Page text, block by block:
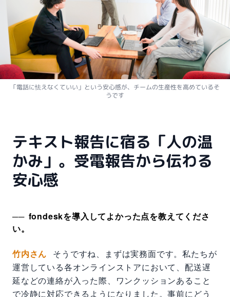
「電話に怯えなくていい」という安心感が、チームの生産性を高めているそ
うです
テキスト報告に宿る「人の温
かみ」。受電報告から伝わる
安心感
fondeskを導入してよかった点を教えてくださ
い。
竹内さん
そうですね、まずは実務面です。私たちが
運営している各オンラインストアにおいて、配送遅
延などの連絡が入った際、ワンクッションあること
で冷静に対応できるようになりました。事前にどう